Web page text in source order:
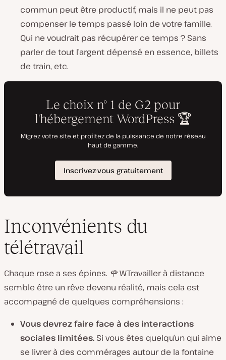
commun peut être productif, mais il ne peut pas
compenser le temps passé loin de votre famille.
Qui ne voudrait pas récupérer ce temps ? Sans
parler de tout l’argent dépensé en essence, billets
de train, etc.
Inconvénients du
télétravail
Chaque rose a ses épines. 🌹WTravailler à distance
semble être un rêve devenu réalité, mais cela est
accompagné de quelques compréhensions :
Vous devrez faire face à des interactions
sociales limitées. Si vous êtes quelqu’un qui aime
se livrer à des commérages autour de la fontaine